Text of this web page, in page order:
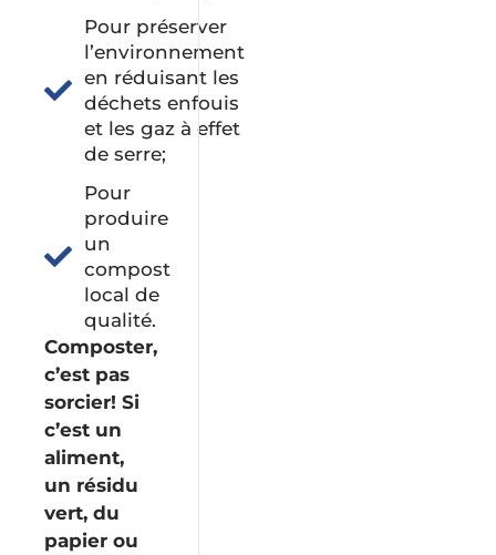
Pour préserver
l’environnement
en réduisant les
déchets enfouis
et les gaz à effet
de serre;
Pour
produire
un
compost
local de
qualité.
Composter,
c’est pas
sorcier! Si
c’est un
aliment,
un résidu
vert, du
papier ou